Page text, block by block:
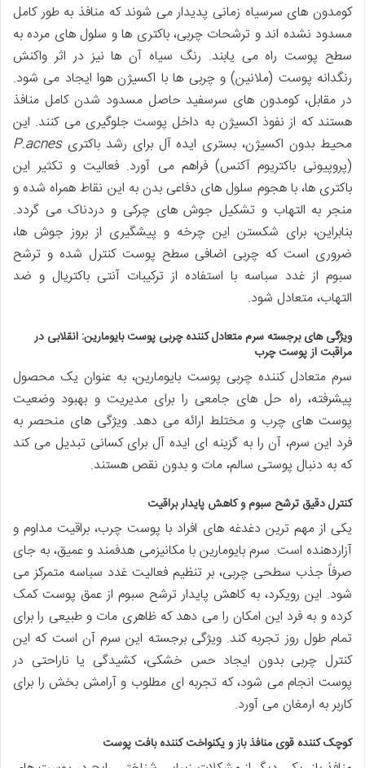
کومدون های سرسیاه زمانی پدیدار می شوند که منافذ به طور کامل
مسدود نشده اند و ترشحات چربی، باکتری ها و سلول های مرده به
سطح پوست راه می یابند. رنگ سیاه آن ها نیز در اثر واکنش
رنگدانه پوست (ملانین) و چربی ها با اکسیژن هوا ایجاد می شود.
در مقابل، کومدون های سرسفید حاصل مسدود شدن کامل منافذ
هستند که از نفوذ اکسیژن به داخل پوست جلوگیری می کنند. این
محیط بدون اکسیژن، بستری ایده آل برای رشد باکتریP.acnes
(پروپیونی باکتریوم آکنس) فراهم می آورد. فعالیت و تکثیر این
باکتری ها، با هجوم سلول های دفاعی بدن به این نقاط همراه شده و
منجر به التهاب و تشکیل جوش های چرکی و دردناک می گردد.
بنابراین، برای شکستن این چرخه و پیشگیری از بروز جوش ها،
ضروری است که چربی اضافی سطح پوست کنترل شده و ترشح
سبوم از غدد سباسه با استفاده از ترکیبات آنتی باکتریال و ضد
التهاب، متعادل شود.
ویژگی های برجسته سرم متعادل کننده چربی پوست بایومارین: انقلابی در
مراقبت از پوست چرب
سرم متعادل کننده چربی پوست بایومارین، به عنوان یک محصول
پیشرفته، راه حل های جامعی را برای مدیریت و بهبود وضعیت
پوست های چرب و مختلط ارائه می دهد. ویژگی های منحصر به
فرد این سرم، آن را به گزینه ای ایده آل برای کسانی تبدیل می کند
که به دنبال پوستی سالم، مات و بدون نقص هستند.
کنترل دقیق ترشح سبوم و کاهش پایدار براقیت
یکی از مهم ترین دغدغه های افراد با پوست چرب، براقیت مداوم و
آزاردهنده است. سرم بایومارین با مکانیزمی هدفمند و عمیق، به جای
صرفاً جذب سطحی چربی، بر تنظیم فعالیت غدد سباسه متمرکز می
شود. این رویکرد، به کاهش پایدار ترشح سبوم از عمق پوست کمک
کرده و به فرد این امکان را می دهد که ظاهری مات و طبیعی را برای
تمام طول روز تجربه کند. ویژگی برجسته این سرم آن است که این
کنترل چربی بدون ایجاد حس خشکی، کشیدگی یا ناراحتی در
پوست انجام می شود، که تجربه ای مطلوب و آرامش بخش را برای
کاربر به ارمغان می آورد.
کوچک کننده قوی منافذ باز و یکنواخت کننده بافت پوست